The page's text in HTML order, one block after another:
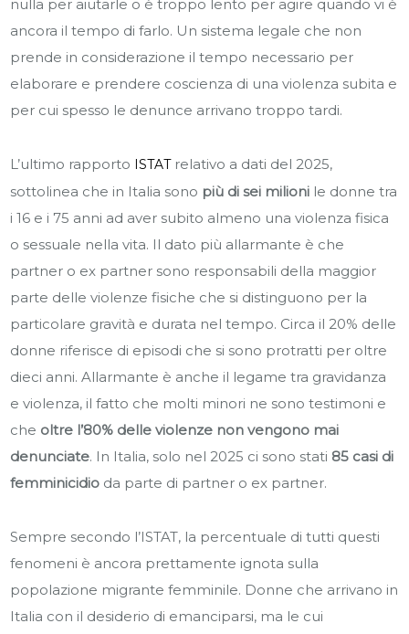
nulla per aiutarle o è troppo lento per agire quando vi è
ancora il tempo di farlo. Un sistema legale che non
prende in considerazione il tempo necessario per
elaborare e prendere coscienza di una violenza subita e
per cui spesso le denunce arrivano troppo tardi.
L’ultimo rapporto ISTATrelativo a dati del 2025,
sottolinea che in Italia sono più di sei milioni le donne tra
i 16 e i 75 anni ad aver subito almeno una violenza fisica
o sessuale nella vita. Il dato più allarmante è che
partner o ex partner sono responsabili della maggior
parte delle violenze fisiche che si distinguono per la
particolare gravità e durata nel tempo. Circa il 20% delle
donne riferisce di episodi che si sono protratti per oltre
dieci anni. Allarmante è anche il legame tra gravidanza
e violenza, il fatto che molti minori ne sono testimoni e
che oltre l’80% delle violenze non vengono mai
denunciate. In Italia, solo nel 2025 ci sono stati 85 casi di
femminicidio da parte di partner o ex partner.
Sempre secondo l’ISTAT, la percentuale di tutti questi
fenomeni è ancora prettamente ignota sulla
popolazione migrante femminile. Donne che arrivano in
Italia con il desiderio di emanciparsi, ma le cui